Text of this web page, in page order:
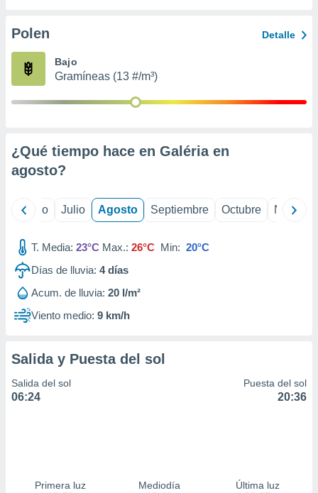
e
mediante
de
1199
Polen Detalle
Bajo
Gramíneas (13 #/m³)
¿Qué tiempo hace en Galéria en
agosto?
Junio Julio Agosto Septiembre Octubre
T. Media: 23°C Max.: 26°C Min: 20°C
Días de lluvia: 4días
Acum. de lluvia: 20 l/m²
Viento medio: 9 km/h
Salida y Puesta del sol
Salida del sol
06:24
Puesta del sol
20:36
Primera luz
Mediodía
Última luz